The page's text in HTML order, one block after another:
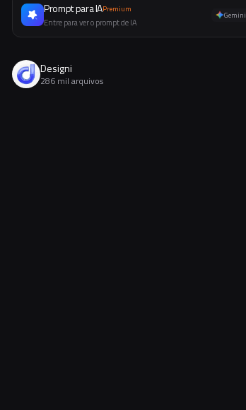
Prompt para IAPremium
Entre para ver o prompt de IA
Gemini
Designi
286 mil arquivos